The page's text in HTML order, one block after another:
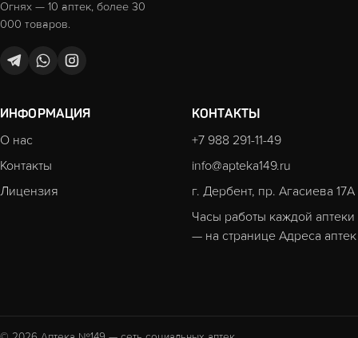
Огнях — 10 аптек, более 30
000 товаров.
ИНФОРМАЦИЯ
О нас
Контакты
Лицензия
КОНТАКТЫ
+7 988 291-11-49
info@apteka149.ru
г. Дербент, пр. Агасиева 17А
Часы работы каждой аптеки
— на странице Адреса аптек